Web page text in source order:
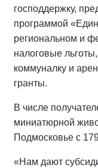
господдержку,
программой
региональном и
налоговые
коммуналку и
гранты.
В числе
миниатюрной
Подмосковье с
«Нам дают